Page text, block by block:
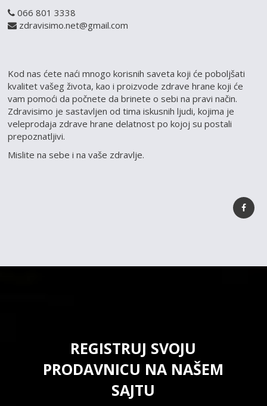
066 801 3338
zdravisimo.net@gmail.com
Kod nas ćete naći mnogo korisnih saveta koji će poboljšati
kvalitet vašeg života, kao i proizvode zdrave hrane koji će
vam pomoći da počnete da brinete o sebi na pravi način.
Zdravisimo je sastavljen od tima iskusnih ljudi, kojima je
veleprodaja zdrave hrane delatnost po kojoj su postali
prepoznatljivi.
Mislite na sebe i na vaše zdravlje.
REGISTRUJ SVOJU
PRODAVNICU NA NAŠEM
SAJTU